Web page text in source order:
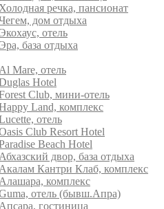
Холодная речка, пансионат
дом отдыха
Экохаус, отель
Эра, база отдыха
Al Mare, отель
Hotel
Club, мини-отель
Land, комплекс
отель
Club Resort Hotel
Beach Hotel
Абхазский двор, база отдыха
Акалам Кантри Клаб, комплекс
Алашара, комплекс
отель (бывш.Апра)
Апсара, гостиница